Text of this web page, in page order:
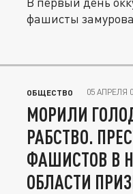
фашисты
ОБЩЕСТВО 05 АПРЕЛЯ
МОРИЛИ
РАБСТВО.
ФАШИСТОВ В
ОБЛАСТИ